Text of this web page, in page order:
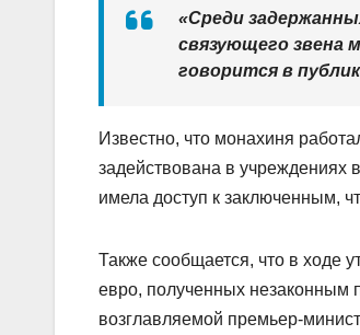
«Среди
связующего звена
говорится в
Известно, что монахиня
задействована в учреждениях
имела доступ к заключенным,
Также сообщается, что в ходе
евро, полученных незаконным
возглавляемой премьер-